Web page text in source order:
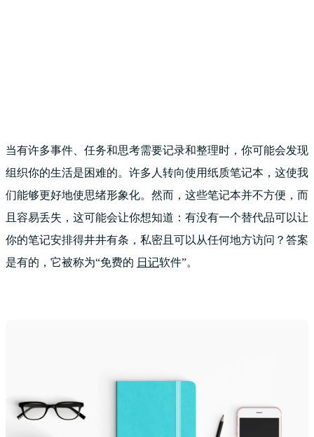
当有许多事件、任务和思考需要记录和整理时，你可能会发现
组织你的生活是困难的。许多人转向使用纸质笔记本，这使我
们能够更好地使思绪形象化。然而，这些笔记本并不方便，而
且容易丢失，这可能会让你想知道：有没有一个替代品可以让
你的笔记安排得井井有条，私密且可以从任何地方访问？答案
是有的，它被称为“免费的 日记软件”。